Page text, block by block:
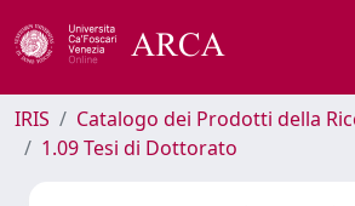
IRIS Catalogo dei Prodotti della
1.09 Tesi di Dottorato